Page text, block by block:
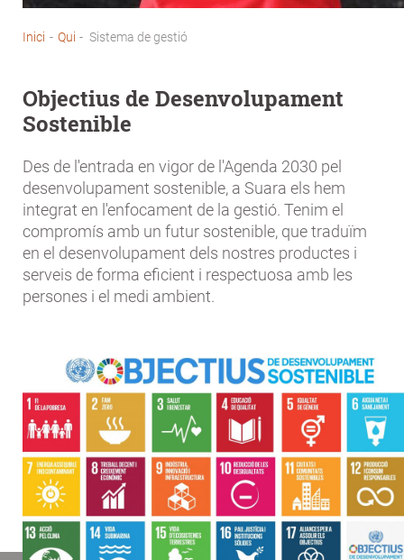
d'Ariadna
Inici - Qui - Sistema de gestió
Objectius de Desenvolupament
Sostenible
Des de l'entrada en vigor de l'Agenda 2030 pel
desenvolupament sostenible, a Suara els hem
integrat en l'enfocament de la gestió. Tenim el
compromís amb un futur sostenible, que traduïm
en el desenvolupament dels nostres productes i
serveis de forma eficient i respectuosa amb les
persones i el medi ambient.